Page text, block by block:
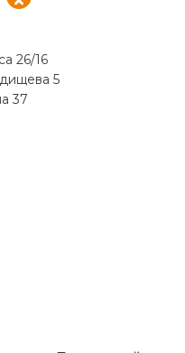
26/16
5
37